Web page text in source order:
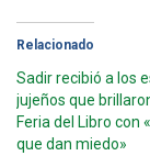
Relacionado
Sadir recibió a los
jujeños que
Feria del Libro con
que dan miedo»